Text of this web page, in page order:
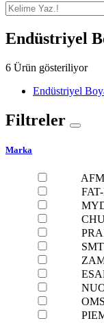
Endüstriyel
6 Ürün gösteriliyor
Endüstriyel
Filtreler
Marka